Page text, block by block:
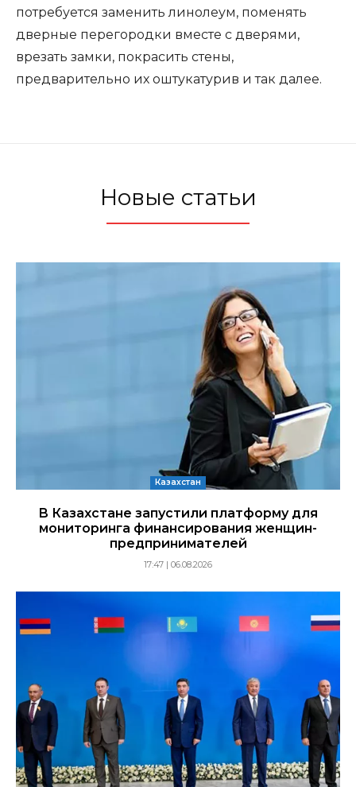
потребуется заменить линолеум, поменять
дверные перегородки вместе с дверями,
врезать замки, покрасить стены,
предварительно их оштукатурив и так далее.
Новые статьи
Казахстан
В Казахстане запустили платформу для
мониторинга финансирования женщин-
предпринимателей
17:47 | 06.08.2026